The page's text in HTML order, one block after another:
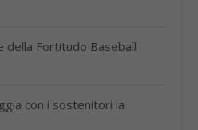
della Fortitudo Baseball
con i sostenitori la